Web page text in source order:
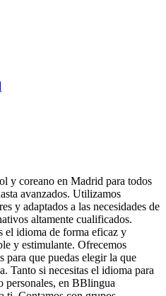
y coreano en Madrid para todos
avanzados. Utilizamos
y adaptados a las necesidades de
altamente cualificados.
el idioma de forma eficaz y
y estimulante. Ofrecemos
para que puedas elegir la que
Tanto si necesitas el idioma para
personales, en BBlingua